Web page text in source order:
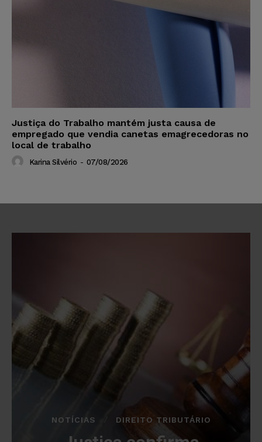
Justiça do Trabalho mantém justa causa de
empregado que vendia canetas emagrecedoras no
local de trabalho
Karina Silvério - 07/08/2026